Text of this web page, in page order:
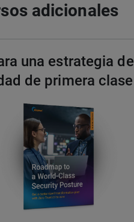
adicionales
una estrategia de
de primera clase